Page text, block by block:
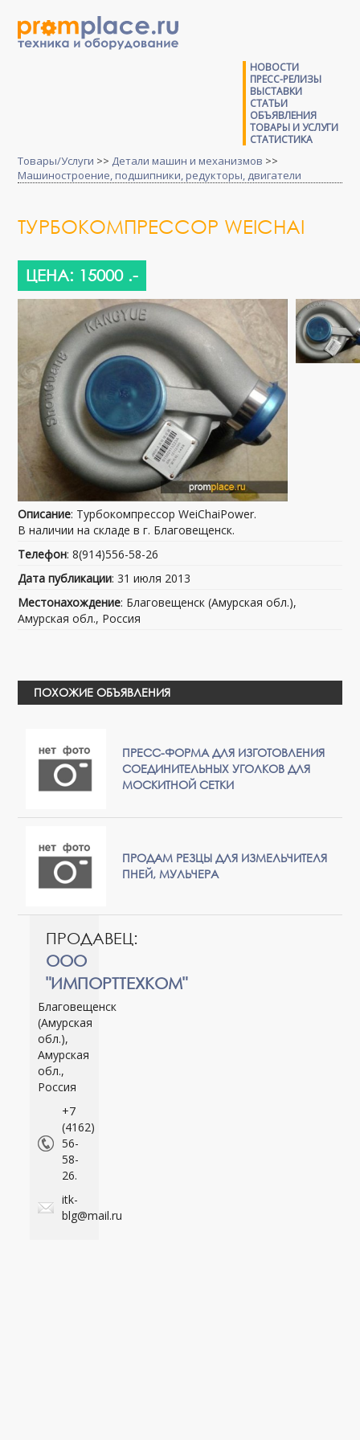
НОВОСТИ
ПРЕСС-РЕЛИЗЫ
ВЫСТАВКИ
СТАТЬИ
ОБЪЯВЛЕНИЯ
ТОВАРЫ И УСЛУГИ
СТАТИСТИКА
Товары/Услуги >> Детали машин и механизмов >>
Машиностроение, подшипники, редукторы, двигатели
ТУРБОКОМПРЕССОР WEICHAI
ЦЕНА: 15000 .-
Описание: Турбокомпрессор WeiChaiPower.
В наличии на складе в г. Благовещенск.
Телефон: 8(914)556-58-26
Дата публикации: 31 июля 2013
Местонахождение: Благовещенск (Амурская обл.),
Амурская обл., Россия
ПОХОЖИЕ ОБЪЯВЛЕНИЯ
ПРЕСС-ФОРМА ДЛЯ ИЗГОТОВЛЕНИЯ
СОЕДИНИТЕЛЬНЫХ УГОЛКОВ ДЛЯ
МОСКИТНОЙ СЕТКИ
ПРОДАМ РЕЗЦЫ ДЛЯ ИЗМЕЛЬЧИТЕЛЯ
ПНЕЙ, МУЛЬЧЕРА
ПРОДАВЕЦ:
ООО
"ИМПОРТТЕХКОМ"
Благовещенск
(Амурская
обл.),
Амурская
обл.,
Россия
+7
(4162)
56-
58-
26.
itk-
blg@mail.ru